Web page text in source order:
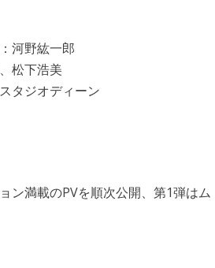
河野紘一郎
松下浩美
タジオディーン
ン満載のPVを順次公開、第1弾はム